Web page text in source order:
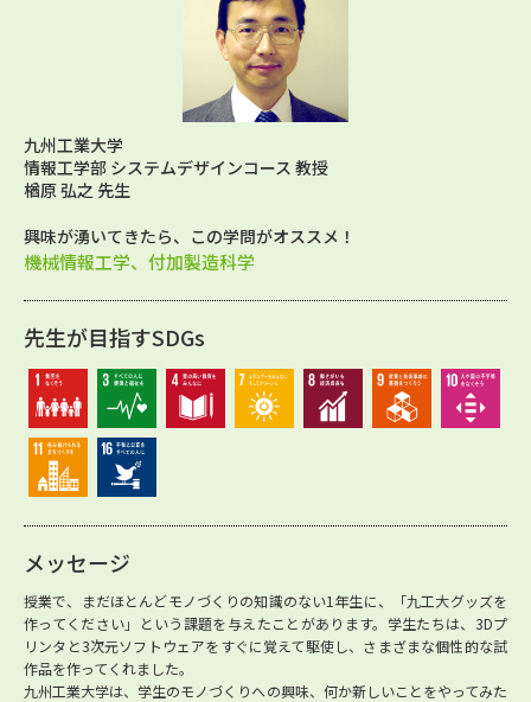
九州工業大学
情報工学部 システムデザインコース 教授
楢原 弘之 先生
興味が湧いてきたら、この学問がオススメ！
機械情報工学、付加製造科学
先生が目指すSDGs
メッセージ
授業で、まだほとんどモノづくりの知識のない1年生に、「九工大グッズを
作ってください」という課題を与えたことがあります。学生たちは、3Dプ
リンタと3次元ソフトウェアをすぐに覚えて駆使し、さまざまな個性的な試
作品を作ってくれました。
九州工業大学は、学生のモノづくりへの興味、何か新しいことをやってみた